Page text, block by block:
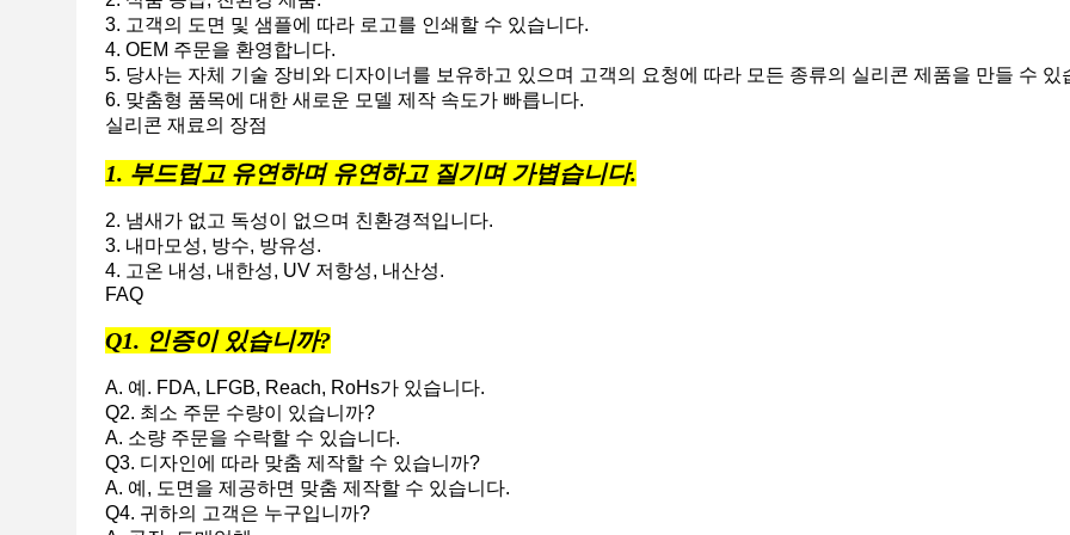
3. 고객의 도면 및 샘플에 따라 로고를 인쇄할 수 있습니다.
4. OEM 주문을 환영합니다.
5. 당사는 자체 기술 장비와 디자이너를 보유하고 있으며 고객의 요청에 따라 모든 종류의 실리콘 제품을 만들 수 있
6. 맞춤형 품목에 대한 새로운 모델 제작 속도가 빠릅니다.
실리콘 재료의 장점
1. 부드럽고 유연하며 유연하고 질기며 가볍습니다.
2. 냄새가 없고 독성이 없으며 친환경적입니다.
3. 내마모성, 방수, 방유성.
4. 고온 내성, 내한성, UV 저항성, 내산성.
FAQ
Q1. 인증이 있습니까?
A. 예. FDA, LFGB, Reach, RoHs가 있습니다.
Q2. 최소 주문 수량이 있습니까?
A. 소량 주문을 수락할 수 있습니다.
Q3. 디자인에 따라 맞춤 제작할 수 있습니까?
A. 예, 도면을 제공하면 맞춤 제작할 수 있습니다.
Q4. 귀하의 고객은 누구입니까?